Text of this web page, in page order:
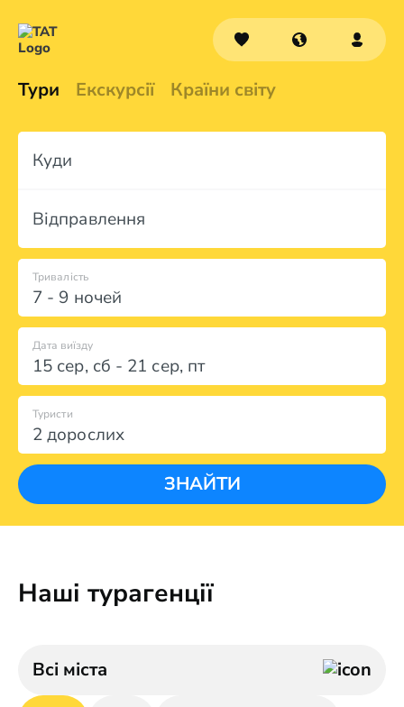
Тури Екскурсії Країни світу
Куди
Відправлення
7 - 9 ночей
Тривалість
Дата виїзду
15 сер, сб - 21 сер, пт
2 дорослих
Туристи
ЗНАЙТИ
Наші турагенції
Всі міста